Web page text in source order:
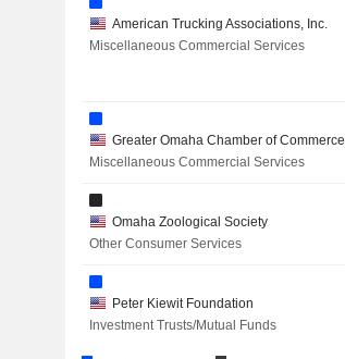
American Trucking Associations, Inc.
Miscellaneous Commercial Services
Greater Omaha Chamber of Commerce
Miscellaneous Commercial Services
Omaha Zoological Society
Other Consumer Services
Peter Kiewit Foundation
Investment Trusts/Mutual Funds